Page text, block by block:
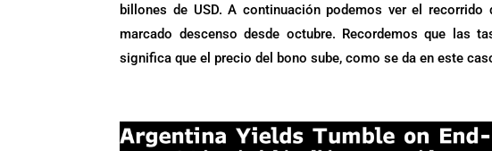
billones de USD. A continuación podemos ver el
marcado descenso desde octubre. Recordemos que las
significa que el precio del bono sube, como se da en este